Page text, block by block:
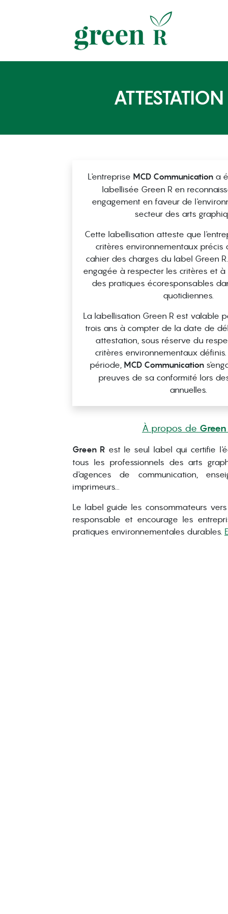
L'entreprise MCD Communication a
labellisée Green R en
engagement en faveur de
secteur des arts
Cette labellisation atteste que
critères environnementaux précis
cahier des charges du label Green
engagée à respecter les critères et
des pratiques écoresponsables
quotidiennes.
La labellisation Green R est valable
trois ans à compter de la date de
attestation, sous réserve du
critères environnementaux
période, MCD Communication
preuves de sa conformité lors
annuelles.
À propos de Green
Green R est le seul label qui certifie
tous les professionnels des arts
d'agences de communication,
imprimeurs...
Le label guide les consommateurs
responsable et encourage les
pratiques environnementales durables.